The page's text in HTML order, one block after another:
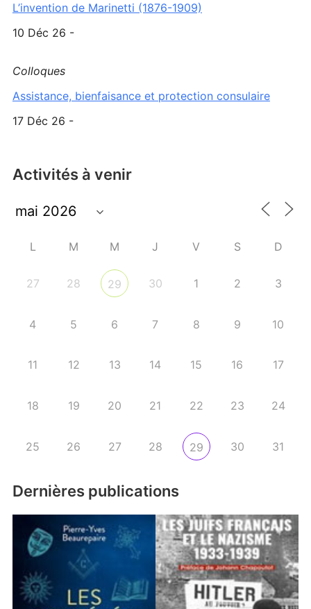
L’invention de Marinetti (1876-1909)
10 Déc 26 -
Colloques
Assistance, bienfaisance et protection consulaire
17 Déc 26 -
Activités à venir
L M M J V S D
27 28 29 30 1 2 3
4 5 6 7 8 9 10
11 12 13 14 15 16 17
18 19 20 21 22 23 24
25 26 27 28 29 30 31
Dernières publications